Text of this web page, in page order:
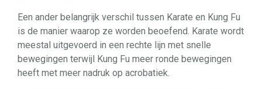
Een ander belangrijk verschil tussen Karate en Kung Fu
is de manier waarop ze worden beoefend. Karate wordt
meestal uitgevoerd in een rechte lijn met snelle
bewegingen terwijl Kung Fu meer ronde bewegingen
heeft met meer nadruk op acrobatiek.